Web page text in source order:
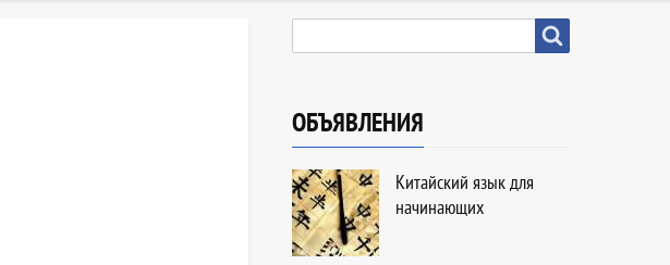
ОБЪЯВЛЕНИЯ
Китайский язык для
начинающих